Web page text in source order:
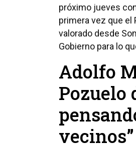
próximo jueves
primera vez que el
valorado desde
Gobierno para lo
Adolfo
Pozuelo
vecinos”